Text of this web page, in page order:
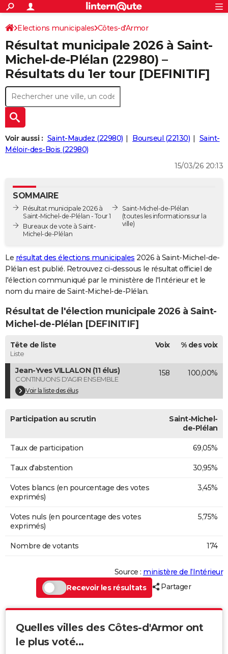
ACTUALITÉS
Politique
Société
Faits Divers
Education
Monde
Villes
+
SPORT
Coupe du monde 2026
Football
Tennis
Cyclisme
Rugby
Forum
CULTURE
Programme TV
TNT
Streaming
Cinéma
Sorties cinéma
Musique
+
FINANCE
Retraite
Impôts
Epargne
Immobilier
Risques naturels par ville
Banque
Assurance
CréditAUTO
Essais
Réserver un essai
Citadines
Berlines
SUV
Forum auto
+HIGH-TECH
Mobiles
Meilleur smartphone
Internet
Ordinateurs
Jeux vidéo
Guide high-tech
+
BRICOLAGE
Forum
Aménagement intérieur
Extérieur
Cuisine
Salle de bains
Jardinage
Rangement
+
Art de vivre
Bien-être
Loisirs
Mode
Modes de vie
SANTE
Alimentation
Guide de la santé
Maladies
Médicaments
Sommeil
VOYAGE
Destinations
City break
Voyage nature
Voyage de noces
Forum
GUIDES D'ACHAT
BONS PLANS
Carte de Noël
Carte Bonne année
Carte Saint-Valentin
Carte Pâques
Carte d'anniversaire
DICTIONNAIRE
Dictionnaire
Biographies
Citations
Expressions
Proverbes
PROGRAMME TV
COPAINS D'AVANT
S'inscrire
Se connecter
Lycées
Collèges
Primaires
Universités
Entreprises
Service militaire
Avis de recherche
AVIS DE DÉCÈS
Bricolage
Television
S'inscrire
Connexion
Elections municipales Côtes-d'Armor
Résultat municipale 2026 à Saint-
Michel-de-Plélan (22980) –
Résultats du 1er tour [DEFINITIF]
Voir aussi : Saint-Maudez (22980) Bourseul (22130)
Saint-
Méloir-des-Bois (22980)
15/03/26 20:13
SOMMAIRE
Résultat municipale 2026 à
Saint-Michel-de-Plélan - Tour 1
Bureaux de vote à Saint-
Michel-de-Plélan
Saint-Michel-de-Plélan
(toutes les informations sur la
ville)
Le résultat des élections municipales 2026 à Saint-Michel-de-
Plélan est publié. Retrouvez ci-dessous le résultat officiel de
l'élection communiqué par le ministère de l'Intérieur et le
nom du maire de Saint-Michel-de-Plélan.
Résultat de l'élection municipale 2026 à Saint-
Michel-de-Plélan [DEFINITIF]
Tête de liste
Liste
Voix % des voix
Jean-Yves VILLALON (11 élus)
CONTINUONS D'AGIR ENSEMBLE
Voir la liste des élus
158 100,00%
Participation au scrutin
Saint-Michel-
de-Plélan
Taux de participation 69,05%
Taux d'abstention 30,95%
Votes blancs (en pourcentage des votes
exprimés)
3,45%
Votes nuls (en pourcentage des votes
exprimés)
5,75%
Nombre de votants 174
Source : ministère de l’Intérieur
Recevoir les résultats
Partager
Quelles villes des Côtes-d'Armor ont
le plus voté...